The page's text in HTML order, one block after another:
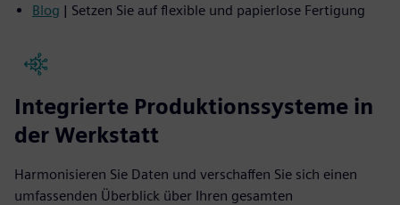
Blog | Setzen Sie auf flexible und papierlose Fertigung
Integrierte Produktionssysteme in
der Werkstatt
Harmonisieren Sie Daten und verschaffen Sie sich einen
umfassenden Überblick über Ihren gesamten